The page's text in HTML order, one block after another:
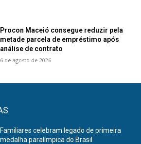
Procon Maceió consegue reduzir pela
metade parcela de empréstimo após
análise de contrato
6 de agosto de 2026
Familiares celebram legado de primeira
medalha paralímpica do Brasil